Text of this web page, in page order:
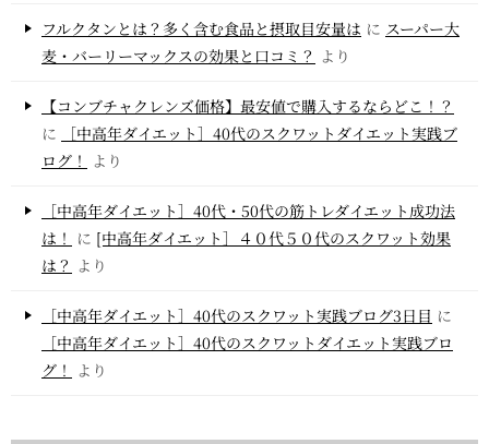
フルクタンとは？多く含む食品と摂取目安量は に スーパー大
麦・バーリーマックスの効果と口コミ？ より
【コンブチャクレンズ価格】最安値で購入するならどこ！？
に
［中高年ダイエット］40代のスクワットダイエット実践ブ
ログ！ より
［中高年ダイエット］40代・50代の筋トレダイエット成功法
は！ に [中高年ダイエット］４０代５０代のスクワット効果
は？ より
［中高年ダイエット］40代のスクワット実践ブログ3日目 に
［中高年ダイエット］40代のスクワットダイエット実践ブロ
グ！ より